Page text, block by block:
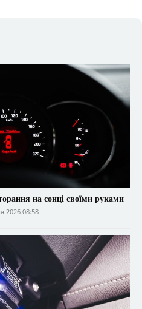
на сонці своїми руками
2026 08:58